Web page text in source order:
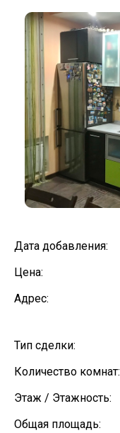
Дата добавления:
Цена:
Адрес:
Тип сделки:
Количество комнат:
Этаж / Этажность:
Общая площадь: